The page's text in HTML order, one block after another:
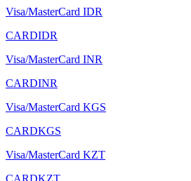
Visa/MasterCard IDR
CARDIDR
Visa/MasterCard INR
CARDINR
Visa/MasterCard KGS
CARDKGS
Visa/MasterCard KZT
CARDKZT